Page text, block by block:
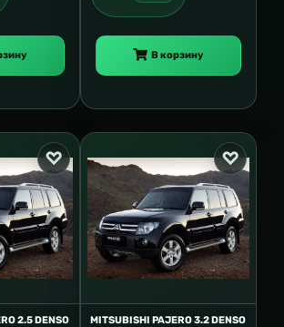
В корзину
2.5 DENSO
MITSUBISHI PAJERO 3.2 DENSO